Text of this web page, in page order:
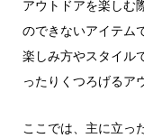
アウトドアを楽しむ
のできないアイテム
楽しみ方やスタイル
ったりくつろげるア
ここでは、主に立っ